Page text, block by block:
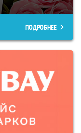
ПОДРОБНЕЕ